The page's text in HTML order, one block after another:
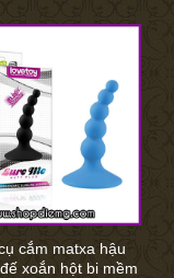
cắm matxa hậu
xoắn hột bi mềm